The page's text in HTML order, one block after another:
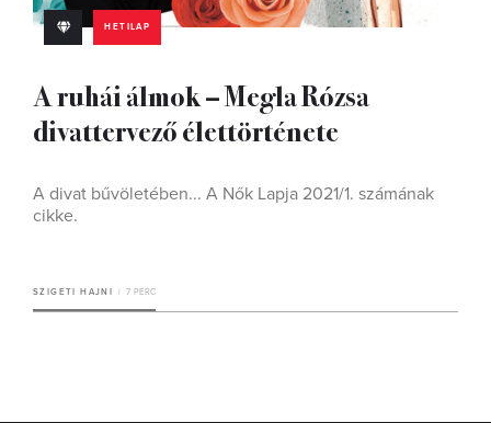
HETILAP
A ruhái álmok – Megla Rózsa
divattervező élettörténete
A divat bűvöletében... A Nők Lapja 2021/1. számának
cikke.
SZIGETI HAJNI 7 PERC